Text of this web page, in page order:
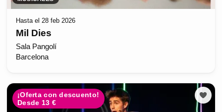
Hasta el 28 feb 2026
Mil Dies
Sala Pangolí
Barcelona
¡Oferta con descuento!
Desde 13 €